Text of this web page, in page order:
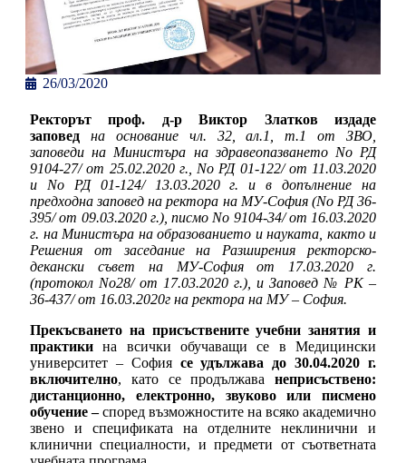
26/03/2020
Ректорът проф. д-р Виктор Златков издаде
заповед на основание чл. 32, ал.1, т.1 от ЗВО,
заповеди на Министъра на здравеопазването No РД
9104-27/ от 25.02.2020 г., No РД 01-122/ от 11.03.2020
и No РД 01-124/ 13.03.2020 г. и в допълнение на
предходна заповед на ректора на МУ-София (No РД 36-
395/ от 09.03.2020 г.), писмо No 9104-34/ от 16.03.2020
г. на Министъра на образованието и науката, както и
Решения от заседание на Разширения ректорско-
декански съвет на МУ-София от 17.03.2020 г.
(протокол No28/ от 17.03.2020 г.), и Заповед № РК –
36-437/ от 16.03.2020г на ректора на МУ – София.
Прекъсването на присъствените учебни занятия и
практики на всички обучаващи се в Медицински
университет – София се удължава до 30.04.2020 г.
включително, като се продължава неприсъствено:
дистанционно, електронно, звуково или писмено
обучение –според възможностите на всяко академично
звено и спецификата на отделните неклинични и
клинични специалности, и предмети от съответната